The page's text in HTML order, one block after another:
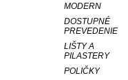
MODERN
DOSTUPNÉ
PREVEDENIE
LIŠTY A
PILASTERY
POLIČKY